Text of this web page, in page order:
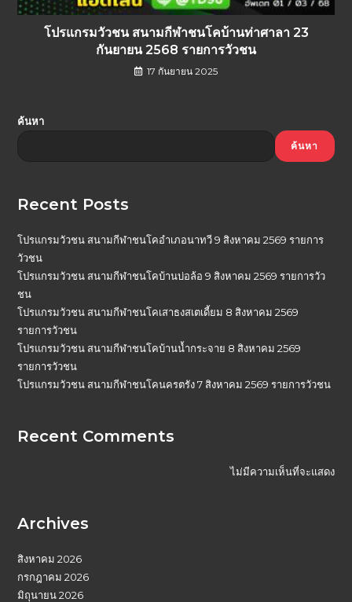
โปรแกรมวัวชน สนามกีฬาชนโคบ้านท่าศาลา 23
กันยายน 2568 รายการวัวชน
17 กันยายน 2025
ค้นหา
ค้นหา
Recent Posts
โปรแกรมวัวชน สนามกีฬาชนโคอำเภอนาทวี 9 สิงหาคม 2569 รายการ
วัวชน
โปรแกรมวัวชน สนามกีฬาชนโคบ้านบ่อล้อ 9 สิงหาคม 2569 รายการวัว
ชน
โปรแกรมวัวชน สนามกีฬาชนโคเสาธงสเตเดี้ยม 8 สิงหาคม 2569
รายการวัวชน
โปรแกรมวัวชน สนามกีฬาชนโคบ้านน้ำกระจาย 8 สิงหาคม 2569
รายการวัวชน
โปรแกรมวัวชน สนามกีฬาชนโคนครตรัง 7 สิงหาคม 2569 รายการวัวชน
Recent Comments
ไม่มีความเห็นที่จะแสดง
Archives
สิงหาคม 2026
กรกฎาคม 2026
มิถุนายน 2026